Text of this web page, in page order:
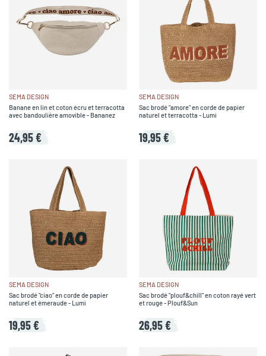
SEMA DESIGN
Banane en lin et coton écru et terracotta
avec bandoulière amovible - Bananez
24,95 €
SEMA DESIGN
Sac brodé "amore" en corde de papier
naturel et terracotta - Lumi
19,95 €
SEMA DESIGN
Sac brodé "ciao" en corde de papier
naturel et émeraude - Lumi
19,95 €
SEMA DESIGN
Sac brodé "plouf&chill" en coton rayé vert
et rouge - Plouf&Sun
26,95 €